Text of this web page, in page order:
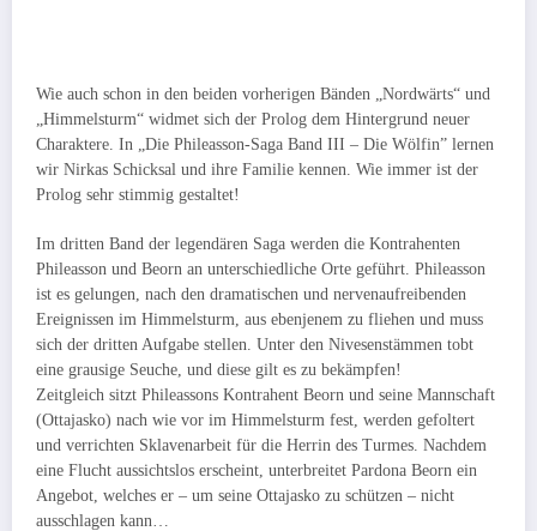
Wie auch schon in den beiden vorherigen Bänden „Nordwärts“ und
„Himmelsturm“ widmet sich der Prolog dem Hintergrund neuer
Charaktere. In „Die Phileasson-Saga Band III – Die Wölfin” lernen
wir Nirkas Schicksal und ihre Familie kennen. Wie immer ist der
Prolog sehr stimmig gestaltet!
Im dritten Band der legendären Saga werden die Kontrahenten
Phileasson und Beorn an unterschiedliche Orte geführt. Phileasson
ist es gelungen, nach den dramatischen und nervenaufreibenden
Ereignissen im Himmelsturm, aus ebenjenem zu fliehen und muss
sich der dritten Aufgabe stellen. Unter den Nivesenstämmen tobt
eine grausige Seuche, und diese gilt es zu bekämpfen!
Zeitgleich sitzt Phileassons Kontrahent Beorn und seine Mannschaft
(Ottajasko) nach wie vor im Himmelsturm fest, werden gefoltert
und verrichten Sklavenarbeit für die Herrin des Turmes. Nachdem
eine Flucht aussichtslos erscheint, unterbreitet Pardona Beorn ein
Angebot, welches er – um seine Ottajasko zu schützen – nicht
ausschlagen kann…